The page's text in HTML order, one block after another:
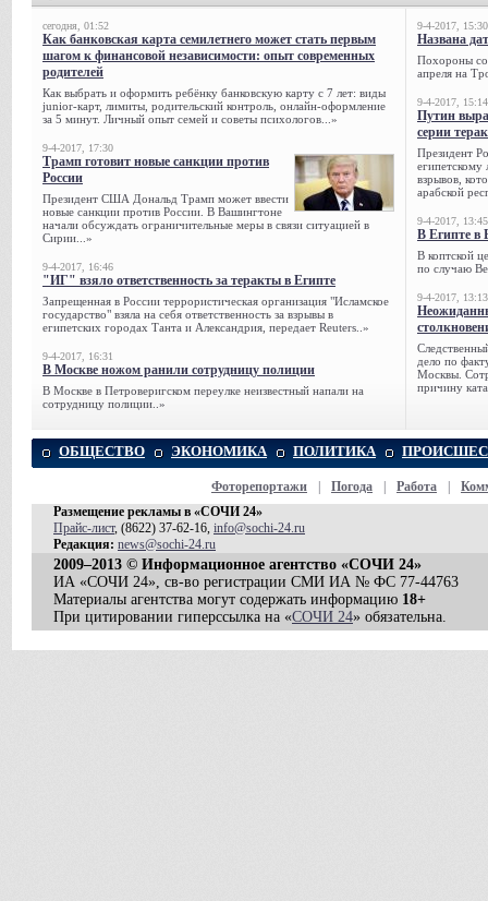
сегодня, 01:52
Как банковская карта семилетнего может стать первым
шагом к финансовой независимости: опыт современных
родителей
Как выбрать и оформить ребёнку банковскую карту с 7 лет: виды
junior-карт, лимиты, родительский контроль, онлайн-оформление
за 5 минут. Личный опыт семей и советы психологов...»
9-4-2017, 17:30
Трамп готовит новые санкции против
России
Президент США Дональд Трамп может ввести
новые санкции против России. В Вашингтоне
начали обсуждать ограничительные меры в связи ситуацией в
Сирии...»
9-4-2017, 16:46
"ИГ" взяло ответственность за теракты в Египте
Запрещенная в России террористическая организация "Исламское
государство" взяла на себя ответственность за взрывы в
египетских городах Танта и Александрия, передает Reuters..»
9-4-2017, 16:31
В Москве ножом ранили сотрудницу полиции
В Москве в Петроверигском переулке неизвестный напали на
сотрудницу полиции..»
9-4-2017, 15:30
Названа
Похороны
апреля на
9-4-2017, 15:14
Путин
серии
Президент
египетскому
взрывов,
арабской
9-4-2017, 13:45
В Египте в
В коптской
по случаю
9-4-2017, 13:13
дело по
Москвы.
причину
ОБЩЕСТВО ЭКОНОМИКА ПОЛИТИКА
Фоторепортажи Погода Работа
Размещение рекламы в «СОЧИ 24»
Прайс-лист, (8622) 37-62-16, info@sochi-24.ru
Редакция: news@sochi-24.ru
2009–2013 © Информационное агентство «СОЧИ 24»
ИА «СОЧИ 24», св-во регистрации СМИ ИА № ФС 77-44763
Материалы агентства могут содержать информацию 18+
При цитировании гиперссылка на «СОЧИ 24» обязательна.